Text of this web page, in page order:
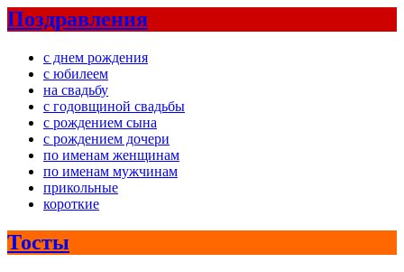
Поздравления
с днем рождения
с юбилеем
на свадьбу
с годовщиной свадьбы
с рождением сына
с рождением дочери
по именам женщинам
по именам мужчинам
прикольные
короткие
Тосты